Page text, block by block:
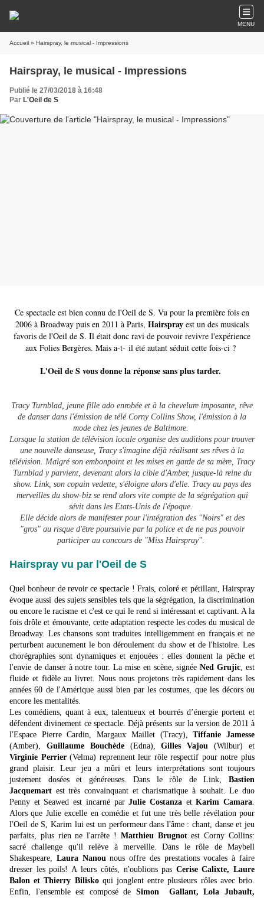
MENU
Accueil » Hairspray, le musical - Impressions
Hairspray, le musical - Impressions
Publié le 27/03/2018 à 16:48
Par L'Oeil de S
Ce spectacle est bien connu de l'Oeil de S. Vu pour la première fois en
2006 à Broadway puis en 2011 à Paris, Hairspray est un des musicals
favoris de l'Oeil de S. Il était donc ravi de pouvoir revivre l'expérience
aux Folies Bergères. Mais a-t- il été autant séduit cette fois-ci ?
L'Oeil de S vous donne la réponse sans plus tarder.
Tracy Turnblad, jeune fille ado enrobée et à la chevelure imposante, rêve
de danser dans l'émission de télé Corny Collins Show, l'émission à la
mode chez les jeunes de Baltimore.
Lorsque la station de télévision locale organise des auditions pour trouver
une nouvelle danseuse, Tracy s'imagine déjà réalisant ses rêves à la
télévision. Malgré son embonpoint et les mises en garde de sa mère, Tracy
Turnblad y parvient, devenant alors la cible d'Amber, jusque-là reine du
show. Link, son copain vedette, s'éloigne alors d'elle. Tracy au pays des
merveilles du show-biz se rend alors vite compte de la ségrégation qui
sévit dans les Etats-Unis de l'époque.
Elle décide alors de manifester pour l'intégration des "Noirs" et des
"gros" au risque d'être poursuivie par la police et de ne pas pouvoir
participer au concours de "Miss Hairspray".
Hairspray vu par l'Oeil de S
Quel bonheur de revoir ce spectacle ! Frais, coloré et pétillant, Hairspray
évoque aussi des sujets sensibles tels que la ségrégation, la discrimination
ou encore le racisme et c'est ce qui le rend si intéressant et captivant. A la
fois drôle et émouvante, cette adaptation respecte les codes du musical de
Broadway. Les chansons sont traduites intelligemment en français et ne
perturbent aucunement le bon déroulement du show et de l'histoire. Les
chorégraphies sont dynamiques et enjouées : elles donnent la pêche et
l'envie de danser à notre tour. La mise en scène, signéeNed Grujic, est
fluide et fidèle au livret. Nous nous projetons très rapidement dans les
années 60 de l'Amérique aussi bien par les costumes, que les décors ou
encore les mentalités.
Les comédiens, quant à eux, talentueux et bourrés d’énergie portent et
défendent divinement ce spectacle. Déjà présents sur la version de 2011 à
l'Espace Pierre Cardin, Margaux Maillet (Tracy),Tiffanie Jamesse
(Amber), Guillaume Bouchède(Edna),Gilles Vajou (Wilbur) et
Virginie Perrier(Velma) reprennent leur rôle respectif pour notre plus
grand plaisir. Leur jeu a mûri et leurs interprétations sont toujours
justement dosées et généreuses. Dans le rôle de Link, Bastien
Jacquemart est très convainquant et charismatique à souhait. Le duo
Penny et Seawed est incarné parJulie CostanzaetKarim Camara.
Alors que Julie excelle en comédie et fut une très belle révélation pour
l'Oeil de S, Karim lui est un performeur dans l'âme : chant, danse et jeu
parfaits, plus rien ne l'arrête ! Matthieu Brugnotest Corny Collins:
sacré challenge qu'il relève à merveille. Dans le rôle de Maybell
Shakespeare, Laura Nanounous offre des prestations vocales à faire
dresser les poils! A leurs côtés, n'oublions pas Cerise Calixte, Laure
Balon et Thierry Biliskoqui jonglent entre plusieurs rôles avec brio.
Enfin, l'ensemble est composé de Simon Gallant, Lola Jubault,